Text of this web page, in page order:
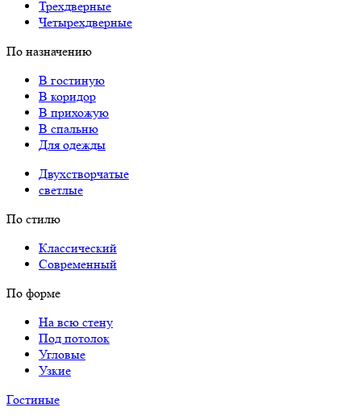
Трехдверные
Четырехдверные
По назначению
В гостиную
В коридор
В прихожую
В спальню
Для одежды
Двухстворчатые
светлые
По стилю
Классический
Современный
По форме
На всю стену
Под потолок
Угловые
Узкие
Гостиные